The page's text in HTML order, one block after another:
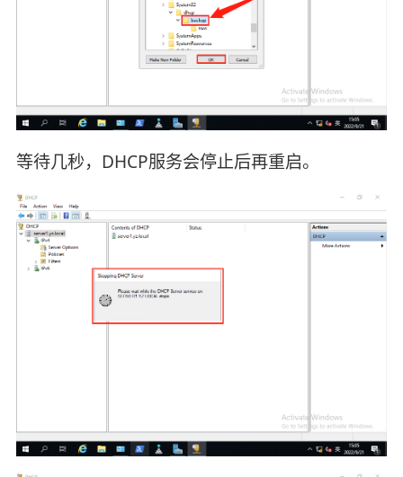
等待几秒，DHCP服务会停止后再重启。